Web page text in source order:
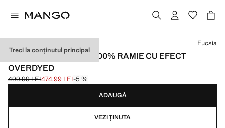
Treci la conținutul principal
CĂMAȘĂ DE NOAPTE 100% RAMIE CU EFECT
OVERDYED
Preț inițial tăiat [499,99 LEI ]
499,99 LEI
Preț actual [474,99 LEI ]
474,99 LEI-5 %
Selectează o culoare
Fucsia
ADAUGĂ
VEZI ȚINUTA